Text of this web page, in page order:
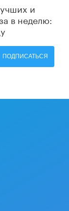
и
в неделю:
ПОДПИСАТЬСЯ